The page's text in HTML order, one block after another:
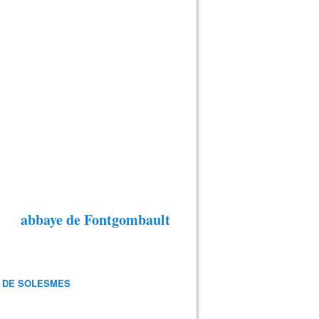
abbaye de Fontgombault
SOLESMES